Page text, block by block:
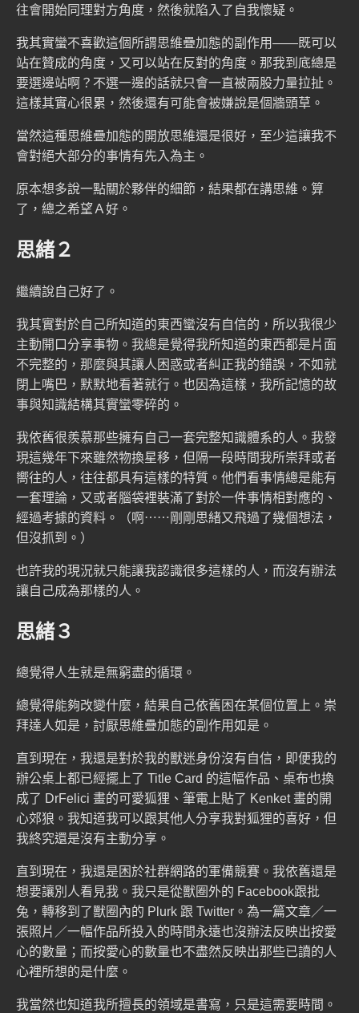
往會開始同理對方角度，然後就陷入了自我懷疑。
我其實蠻不喜歡這個所謂思維疊加態的副作用——既可以
站在贊成的角度，又可以站在反對的角度。那我到底總是
要選邊站啊？不選一邊的話就只會一直被兩股力量拉扯。
這樣其實心很累，然後還有可能會被嫌說是個牆頭草。
當然這種思維疊加態的開放思維還是很好，至少這讓我不
會對絕大部分的事情有先入為主。
原本想多說一點關於夥伴的細節，結果都在講思維。算
了，總之希望Ａ好。
思緒２
繼續說自己好了。
我其實對於自己所知道的東西蠻沒有自信的，所以我很少
主動開口分享事物。我總是覺得我所知道的東西都是片面
不完整的，那麼與其讓人困惑或者糾正我的錯誤，不如就
閉上嘴巴，默默地看著就行。也因為這樣，我所記憶的故
事與知識結構其實蠻零碎的。
我依舊很羨慕那些擁有自己一套完整知識體系的人。我發
現這幾年下來雖然物換星移，但隔一段時間我所崇拜或者
嚮往的人，往往都具有這樣的特質。他們看事情總是能有
一套理論，又或者腦袋裡裝滿了對於一件事情相對應的、
經過考據的資料。（啊⋯⋯剛剛思緒又飛過了幾個想法，
但沒抓到。）
也許我的現況就只能讓我認識很多這樣的人，而沒有辦法
讓自己成為那樣的人。
思緒３
總覺得人生就是無窮盡的循環。
總覺得能夠改變什麼，結果自己依舊困在某個位置上。崇
拜達人如是，討厭思維疊加態的副作用如是。
直到現在，我還是對於我的獸迷身份沒有自信，即便我的
辦公桌上都已經擺上了 Title Card 的這幅作品、桌布也換
成了 DrFelici 畫的可愛狐狸 、筆電上貼了 Kenket 畫的開
心郊狼 。我知道我可以跟其他人分享我對狐狸的喜好，但
我終究還是沒有主動分享。
直到現在，我還是困於社群網路的軍備競賽。我依舊還是
想要讓別人看見我。我只是從獸圈外的 Facebook跟批
兔，轉移到了獸圈內的 Plurk 跟 Twitter。為一篇文章／一
張照片／一幅作品所投入的時間永遠也沒辦法反映出按愛
心的數量；而按愛心的數量也不盡然反映出那些已讀的人
心裡所想的是什麼。
我當然也知道我所擅長的領域是書寫，只是這需要時間。